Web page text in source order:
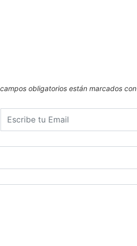
obligatorios están marcados con